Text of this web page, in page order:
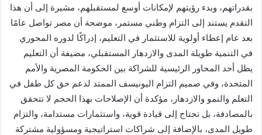
بقدراتهم، وبدء رؤيتهم لإمكانات أوسع لمستقبلهم، مشيرة إلى أن هذا
التقدم يستند إلى التزام وطني مستمر، موضحة أن مصر تواصل عامًا
بعد عام إعطاء أولوية للاستثمار في التعليم، إدراكًا لدوره المحوري
في التنمية طويلة المدى والازدهار المستقبلي، مضيفة أن التعليم
يظل أحد المحاور الرئيسية للشراكة بين الحكومة المصرية والأمم
المتحدة، وفي صميم التزام اليونيسف الممتد لدعم حق كل طفل في
التعلم والنمو والازدهار، مؤكدة أن الإصلاحات بهذا الحجم لا تتحقق
بالمصادفة، بل تحتاج إلى قيادة قوية، واستثمارات مستدامة، والتزام
طويل المدى، بالإضافة إلى شراكات استراتيجية ومسؤولية مشتركة